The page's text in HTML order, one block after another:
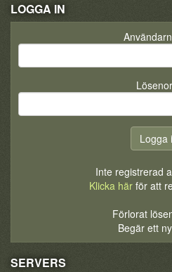
LOGGA IN
Inte registrerad
Klicka härför att
Förlorat
Begär ett
SERVERS